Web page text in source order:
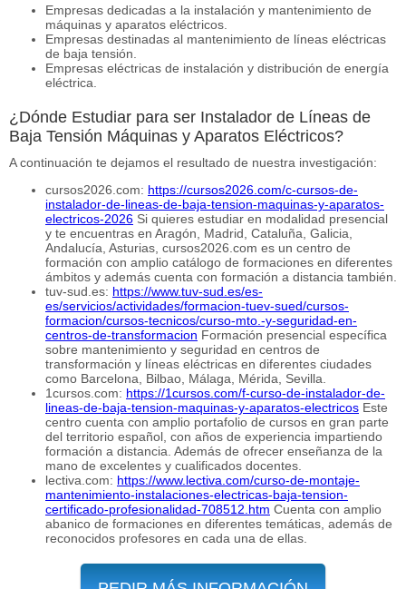
Empresas dedicadas a la instalación y mantenimiento de
máquinas y aparatos eléctricos.
Empresas destinadas al mantenimiento de líneas eléctricas
de baja tensión.
Empresas eléctricas de instalación y distribución de energía
eléctrica.
¿Dónde Estudiar para ser Instalador de Líneas de
Baja Tensión Máquinas y Aparatos Eléctricos?
A continuación te dejamos el resultado de nuestra investigación:
cursos2026.com: https://cursos2026.com/c-cursos-de-
instalador-de-lineas-de-baja-tension-maquinas-y-aparatos-
electricos-2026 Si quieres estudiar en modalidad presencial
y te encuentras en Aragón, Madrid, Cataluña, Galicia,
Andalucía, Asturias, cursos2026.com es un centro de
formación con amplio catálogo de formaciones en diferentes
ámbitos y además cuenta con formación a distancia también.
tuv-sud.es: https://www.tuv-sud.es/es-
es/servicios/actividades/formacion-tuev-sued/cursos-
formacion/cursos-tecnicos/curso-mto.-y-seguridad-en-
centros-de-transformacion Formación presencial específica
sobre mantenimiento y seguridad en centros de
transformación y líneas eléctricas en diferentes ciudades
como Barcelona, Bilbao, Málaga, Mérida, Sevilla.
1cursos.com: https://1cursos.com/f-curso-de-instalador-de-
lineas-de-baja-tension-maquinas-y-aparatos-electricos Este
centro cuenta con amplio portafolio de cursos en gran parte
del territorio español, con años de experiencia impartiendo
formación a distancia. Además de ofrecer enseñanza de la
mano de excelentes y cualificados docentes.
lectiva.com: https://www.lectiva.com/curso-de-montaje-
mantenimiento-instalaciones-electricas-baja-tension-
certificado-profesionalidad-708512.htm Cuenta con amplio
abanico de formaciones en diferentes temáticas, además de
reconocidos profesores en cada una de ellas.